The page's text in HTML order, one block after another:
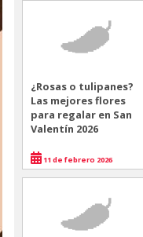
¿Rosas o tulipanes?
Las mejores flores
para regalar en San
Valentín 2026
11 de febrero 2026